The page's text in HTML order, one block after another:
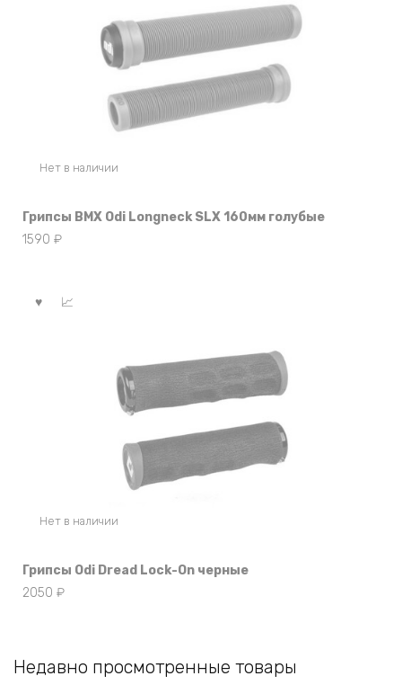
Нет в наличии
Грипсы BMX Odi Longneck SLX 160мм голубые
1590 ₽
Нет в наличии
Грипсы Odi Dread Lock-On черные
2050 ₽
Недавно просмотренные товары